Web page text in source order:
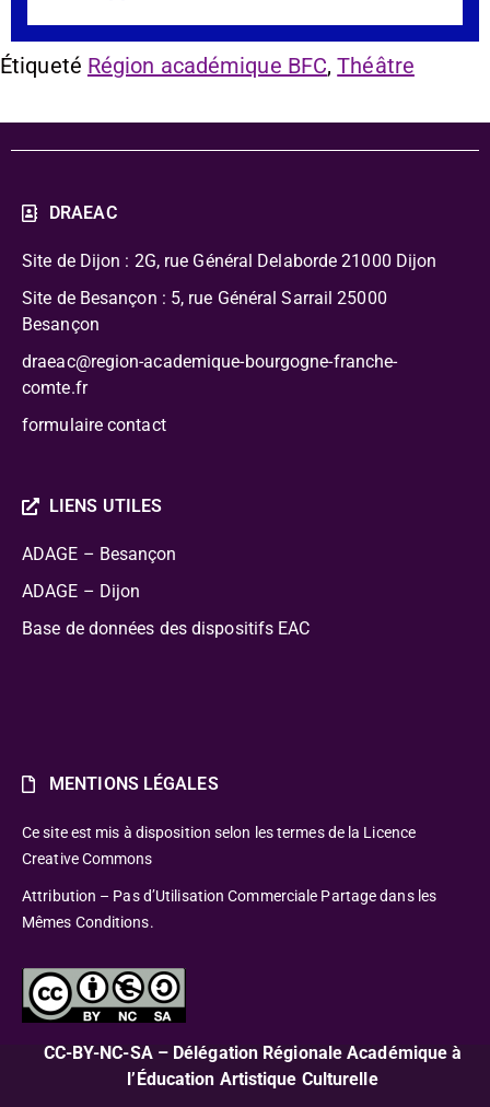
Étiqueté Région académique BFC,Théâtre
DRAEAC
Site de Dijon : 2G, rue Général Delaborde 21000 Dijon
Site de Besançon : 5, rue Général Sarrail 25000
Besançon
draeac@region-academique-bourgogne-franche-
comte.fr
formulaire contact
LIENS UTILES
ADAGE – Besançon
ADAGE – Dijon
Base de données des dispositifs EAC
MENTIONS LÉGALES
Ce site est mis à disposition selon les termes de la Licence
Creative Commons
Attribution – Pas d’Utilisation Commerciale Partage dans les
Mêmes Conditions.
CC-BY-NC-SA – Délégation Régionale Académique à
l’Éducation Artistique Culturelle